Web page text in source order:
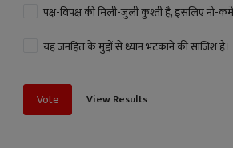
पक्ष-विपक्ष की मिली-जुली कुश्ती है, इसलिए नो-
यह जनहित के मुद्दों से ध्यान भटकाने की साजिश है।
Vote View Results